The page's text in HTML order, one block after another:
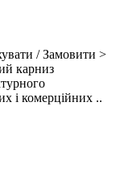
/ Замовити >
карниз
і комерційних ..